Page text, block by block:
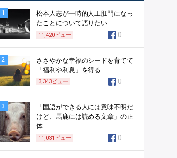
1
松本人志が一時的人工肛門になっ
たことについて語りたい
11,420ビュー 0
2
ささやかな幸福のシードを育てて
「福利や利息」を得る
3,343ビュー 0
3
「国語ができる人には意味不明だ
けど、馬鹿には読める文章」の正
体
11,031 ビュー 0